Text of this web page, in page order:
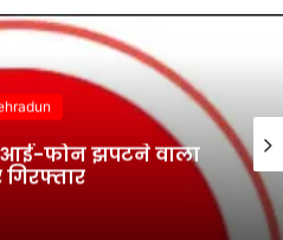
फोन झपटने वाला